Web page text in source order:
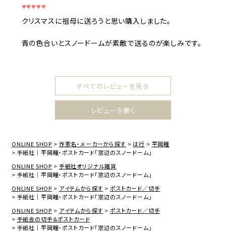
クリスマスに祖母に送ろうと思い購入しました。
青の色合いとスノードームが素敵で送るのが楽しみです。
すべてのレビューを見る
レビューを書く
ONLINE SHOP 作家名・メーカーから探す は行
平岡瞳
手紙社｜平岡瞳・ポストカード「窓辺のスノードーム」
ONLINE SHOP
手紙社オリジナル雑貨
手紙社｜平岡瞳・ポストカード「窓辺のスノードーム」
ONLINE SHOP
アイテムから探す
ポストカード／切手
手紙社｜平岡瞳・ポストカード「窓辺のスノードーム」
ONLINE SHOP
アイテムから探す
ポストカード／切手
手紙舎の切手＆ポストカード
手紙社｜平岡瞳・ポストカード「窓辺のスノードーム」